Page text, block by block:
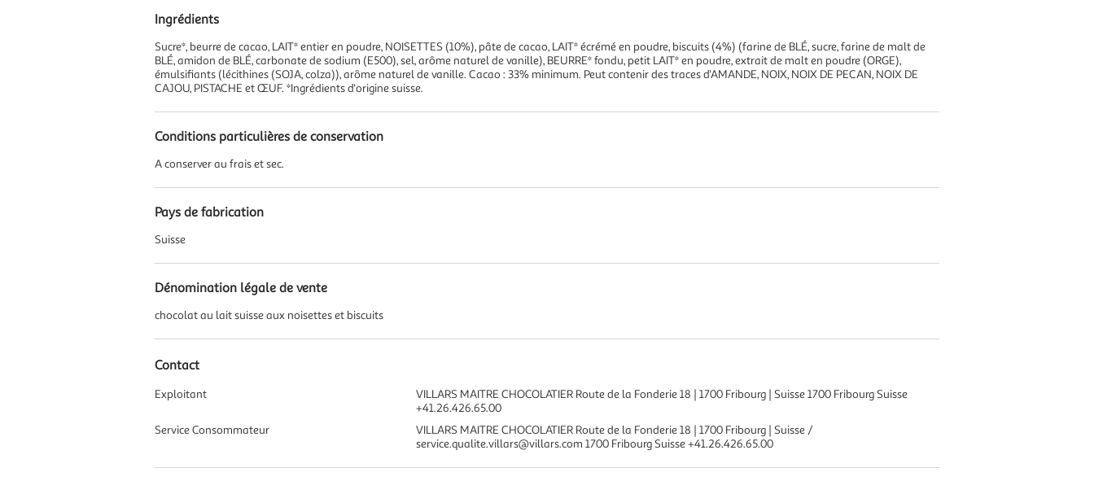
Ingrédients
Sucre*, beurre de cacao, LAIT* entier en poudre, NOISETTES (10%), pâte de cacao, LAIT* écrémé en poudre, biscuits (4%) (farine de BLÉ, sucre, farine de malt de
BLÉ, amidon de BLÉ, carbonate de sodium (E500), sel, arôme naturel de vanille), BEURRE* fondu, petit LAIT* en poudre, extrait de malt en poudre (ORGE),
émulsifiants (lécithines (SOJA, colza)), arôme naturel de vanille. Cacao : 33% minimum. Peut contenir des traces d'AMANDE, NOIX, NOIX DE PECAN, NOIX DE
CAJOU, PISTACHE et ŒUF. *Ingrédients d'origine suisse.
Conditions particulières de conservation
A conserver au frais et sec.
Pays de fabrication
Suisse
Dénomination légale de vente
chocolat au lait suisse aux noisettes et biscuits
Contact
Exploitant
VILLARS MAITRE CHOCOLATIER Route de la Fonderie 18 | 1700 Fribourg | Suisse 1700 Fribourg Suisse
+41.26.426.65.00
Service Consommateur
VILLARS MAITRE CHOCOLATIER Route de la Fonderie 18 | 1700 Fribourg | Suisse /
service.qualite.villars@villars.com 1700 Fribourg Suisse +41.26.426.65.00